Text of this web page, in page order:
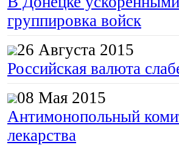
группировка войск
26 Августа 2015
Российская валюта
08 Мая 2015
Антимонопольный
лекарства